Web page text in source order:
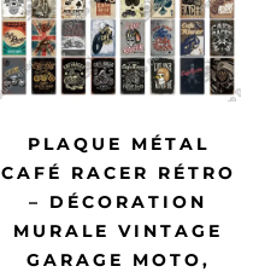
PLAQUE MÉTAL
CAFÉ RACER RÉTRO
– DÉCORATION
MURALE VINTAGE
GARAGE MOTO,